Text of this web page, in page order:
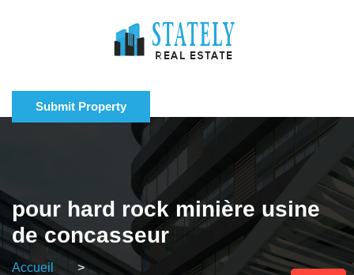
Submit Property
pour hard rock minière usine
de concasseur
Accueil
>